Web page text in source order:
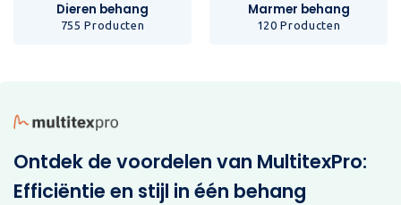
Dieren behang
755 Producten
Marmer behang
120 Producten
Ontdek de voordelen van MultitexPro:
Efficiëntie en stijl in één behang